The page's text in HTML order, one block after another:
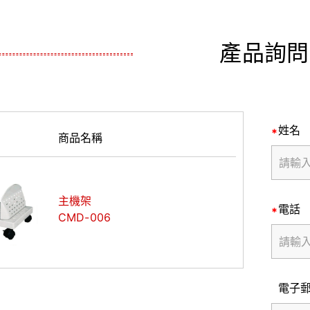
產品詢問
商品名稱
主機架
CMD-006
姓名
電話
電子